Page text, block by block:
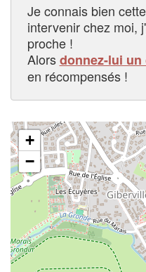
Je connais bien
intervenir chez moi,
proche !
Alorsdonnez-lui
en récompensés !
+
−